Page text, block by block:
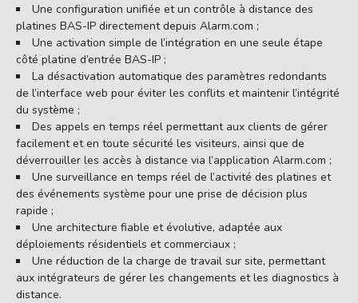
Une configuration unifiée et un contrôle à distance des
platines BAS-IP directement depuis Alarm.com ;
Une activation simple de l’intégration en une seule étape
côté platine d’entrée BAS-IP ;
La désactivation automatique des paramètres redondants
de l’interface web pour éviter les conflits et maintenir l’intégrité
du système ;
Des appels en temps réel permettant aux clients de gérer
facilement et en toute sécurité les visiteurs, ainsi que de
déverrouiller les accès à distance via l’application Alarm.com ;
Une surveillance en temps réel de l’activité des platines et
des événements système pour une prise de décision plus
rapide ;
Une architecture fiable et évolutive, adaptée aux
déploiements résidentiels et commerciaux ;
Une réduction de la charge de travail sur site, permettant
aux intégrateurs de gérer les changements et les diagnostics à
distance.